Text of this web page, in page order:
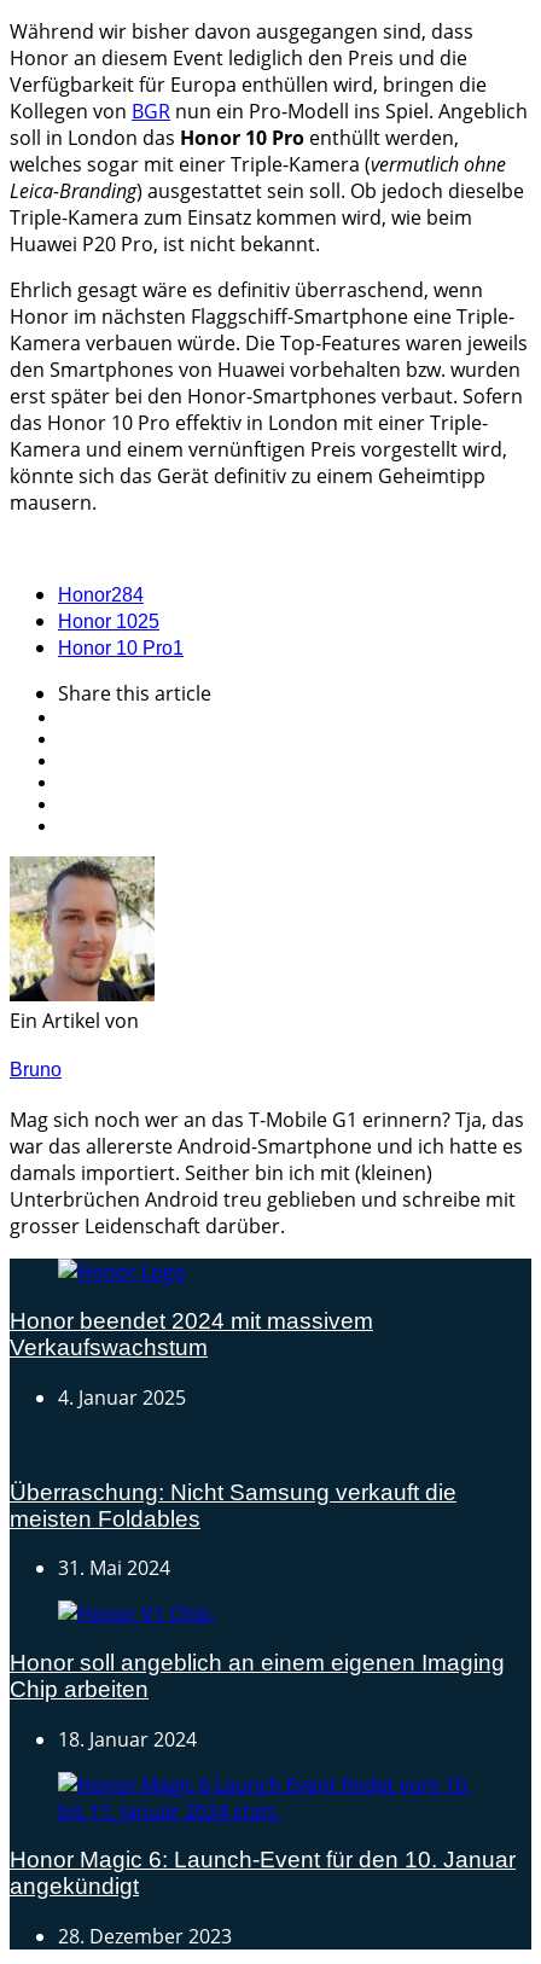
Während wir bisher davon ausgegangen sind, dass
Honor an diesem Event lediglich den Preis und die
Verfügbarkeit für Europa enthüllen wird, bringen die
Kollegen von BGR nun ein Pro-Modell ins Spiel. Angeblich
soll in London das Honor 10 Pro enthüllt werden,
welches sogar mit einer Triple-Kamera (vermutlich ohne
Leica-Branding) ausgestattet sein soll. Ob jedoch dieselbe
Triple-Kamera zum Einsatz kommen wird, wie beim
Huawei P20 Pro, ist nicht bekannt.
Ehrlich gesagt wäre es definitiv überraschend, wenn
Honor im nächsten Flaggschiff-Smartphone eine Triple-
Kamera verbauen würde. Die Top-Features waren jeweils
den Smartphones von Huawei vorbehalten bzw. wurden
erst später bei den Honor-Smartphones verbaut. Sofern
das Honor 10 Pro effektiv in London mit einer Triple-
Kamera und einem vernünftigen Preis vorgestellt wird,
könnte sich das Gerät definitiv zu einem Geheimtipp
mausern.
Honor284
Honor 1025
Honor 10 Pro1
Sharethis article
Ein Artikel von
Bruno
Mag sich noch wer an das T-Mobile G1 erinnern? Tja, das
war das allererste Android-Smartphone und ich hatte es
damals importiert. Seither bin ich mit (kleinen)
Unterbrüchen Android treu geblieben und schreibe mit
grosser Leidenschaft darüber.
Honor beendet 2024 mit massivem
Verkaufswachstum
4. Januar 2025
Überraschung: Nicht Samsung verkauft die
meisten Foldables
31. Mai 2024
Honor soll angeblich an einem eigenen Imaging
Chip arbeiten
18. Januar 2024
Honor Magic 6: Launch-Event für den 10. Januar
angekündigt
28. Dezember 2023